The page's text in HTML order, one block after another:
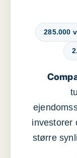
285.000
investorer
større